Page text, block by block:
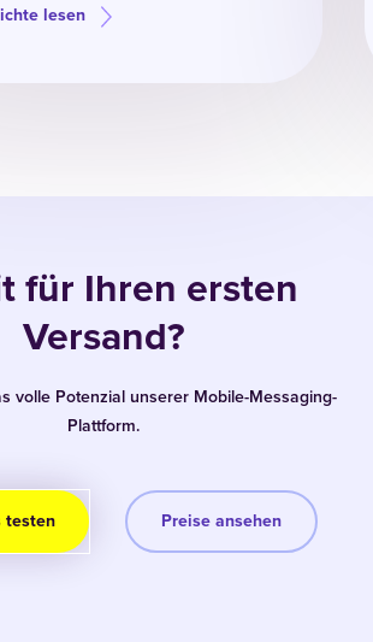
lesen
für Ihren ersten
Versand?
volle Potenzial unserer Mobile-Messaging-
Plattform.
testen Preise ansehen